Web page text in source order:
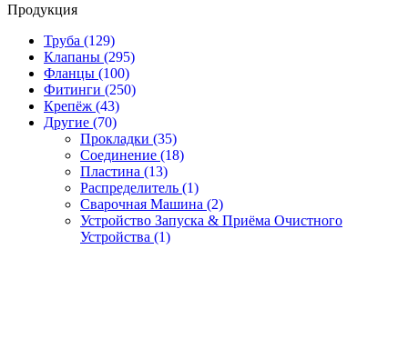
Продукция
Труба (129)
Клапаны (295)
Фланцы (100)
Фитинги (250)
Крепёж (43)
Другие (70)
Прокладки (35)
Соединение (18)
Пластина (13)
Распределитель (1)
Сварочная Машина (2)
Устройство Запуска & Приёма Очистного
Устройства (1)